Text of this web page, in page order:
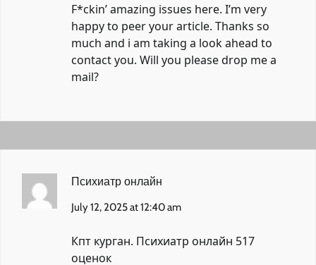
F*ckin’ amazing issues here. I’m very
happy to peer your article. Thanks so
much and i am taking a look ahead to
contact you. Will you please drop me a
mail?
Психиатр онлайн
July 12, 2025 at 12:40 am
Кпт курган. Психиатр онлайн 517
оценок